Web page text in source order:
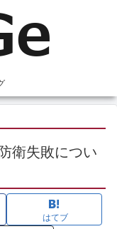
衛失敗につい
はてブ